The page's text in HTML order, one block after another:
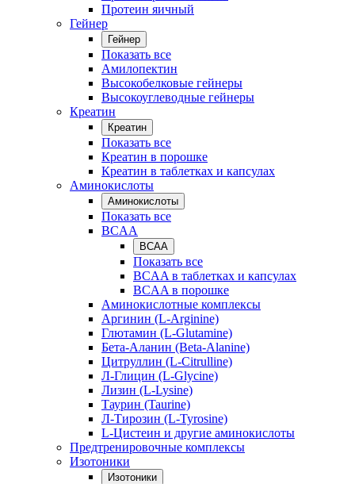
Протеин яичный
Гейнер
Гейнер
Показать все
Амилопектин
Высокобелковые гейнеры
Высокоуглеводные гейнеры
Креатин
Креатин
Показать все
Креатин в порошке
Креатин в таблетках и капсулах
Аминокислоты
Аминокислоты
Показать все
BCAA
BCAA
Показать все
BCAA в таблетках и капсулах
BCAA в порошке
Аминокислотные комплексы
Аргинин (L-Arginine)
Глютамин (L-Glutamine)
Бета-Аланин (Beta-Alanine)
Цитруллин (L-Citrulline)
Л-Глицин (L-Glycine)
Лизин (L-Lysine)
Таурин (Taurine)
Л-Тирозин (L-Tyrosine)
L-Цистеин и другие аминокислоты
Предтренировочные комплексы
Изотоники
Изотоники